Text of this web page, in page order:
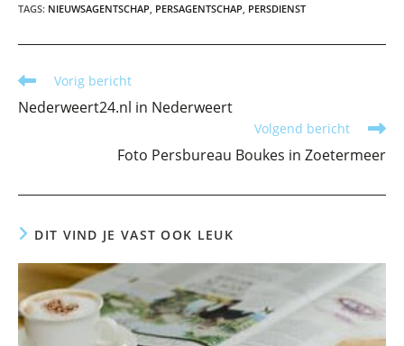
TAGS: NIEUWSAGENTSCHAP PERSAGENTSCHAP PERSDIENST
Lees
meer
artikelen
Vorig bericht
Nederweert24.nl in Nederweert
Volgend bericht
Foto Persbureau Boukes in Zoetermeer
DIT VIND JE VAST OOK LEUK